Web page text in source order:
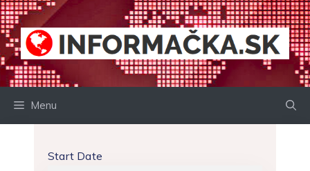
Preskočiť
na
obsah
Menu
Start Date